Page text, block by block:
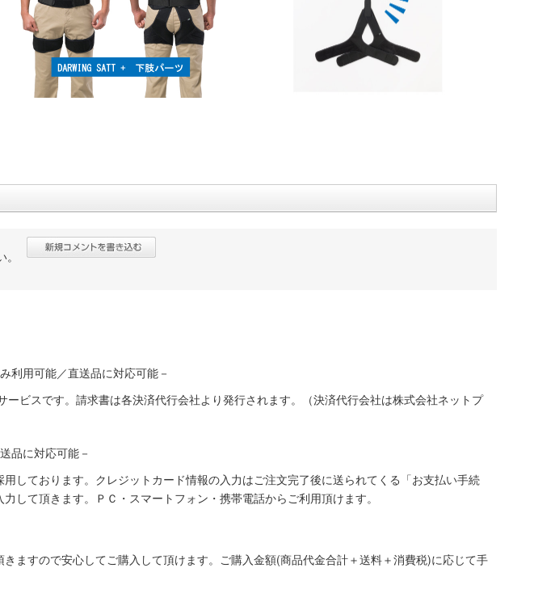
利用可能／直送品に対応可能－
ビスです。請求書は各決済代行会社より発行されます。（決済代行会社は株式会社ネットプ
品に対応可能－
しております。クレジットカード情報の入力はご注文完了後に送られてくる「お支払い手続
して頂きます。ＰＣ・スマートフォン・携帯電話からご利用頂けます。
ますので安心してご購入して頂けます。ご購入金額(商品代金合計＋送料＋消費税)に応じて手